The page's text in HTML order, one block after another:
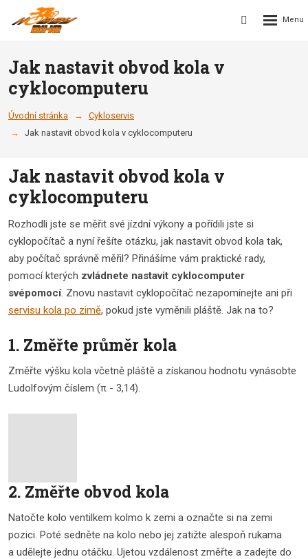
Vyhledávání
Rozbalení
Jak nastavit obvod kola v
cyklocomputeru
Úvodní stránka
Cykloservis
Jak nastavit obvod kola v cyklocomputeru
Jak nastavit obvod kola v
cyklocomputeru
Rozhodli jste se měřit své jízdní výkony a pořídili jste si
cyklopočítač a nyní řešíte otázku, jak nastavit obvod kola tak,
aby počítač správně měřil? Přinášíme vám praktické rady,
pomocí kterých zvládnete nastavit cyklocomputer
svépomocí. Znovu nastavit cyklopočítač nezapomínejte ani při
servisu kola po zimě, pokud jste vyměnili pláště. Jak na to?
1. Změřte průměr kola
Změřte výšku kola včetně pláště a získanou hodnotu vynásobte
Ludolfovým číslem (π - 3,14).
2. Změřte obvod kola
Natočte kolo ventilkem kolmo k zemi a označte si na zemi
pozici. Poté sedněte na kolo nebo jej zatižte alespoň rukama
a udělejte jednu otáčku. Ujetou vzdálenost změřte a zadejte do